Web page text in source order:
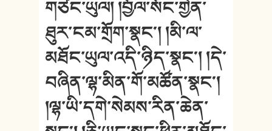
གཙང་ཡུལ། །བྱོལ་སོང་གྱེན་
ཐུར་ངམ་གྲོག་སྣང༌། །མི་ལ་
མཐོང་ཡུལ་འདི་ཉིད་སྣང༌། །དེ་
བཞིན་ལྷ་མིན་གོ་མཚོན་སྣང༌།
།ལྷ་ཡི་དགེ་སེམས་རིན་ཆེན་